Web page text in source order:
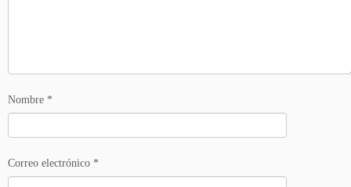
Nombre *
Correo electrónico *